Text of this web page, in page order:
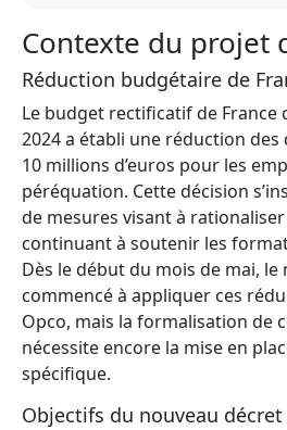
Contexte du projet
Réduction budgétaire de
Le budget rectificatif de France
2024 a établi une réduction des
10 millions d’euros pour les
péréquation. Cette décision
de mesures visant à
continuant à soutenir les
Dès le début du mois de mai, le
commencé à appliquer ces
Opco, mais la formalisation de
nécessite encore la mise en
spécifique.
Objectifs du nouveau décret